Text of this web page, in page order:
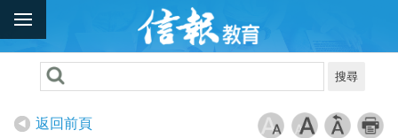
搜尋
返回前頁